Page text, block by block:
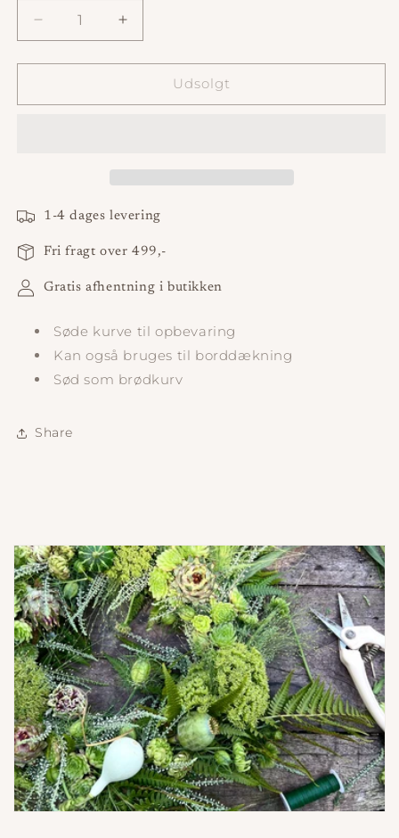
Reducer
antallet
for
Twirl
Øg
antallet
for
Twirl
Udsolgt
1-4 dages levering
Fri fragt over 499,-
Gratis afhentning i butikken
Søde kurve til opbevaring
Kan også bruges til borddækning
Sød som brødkurv
Share